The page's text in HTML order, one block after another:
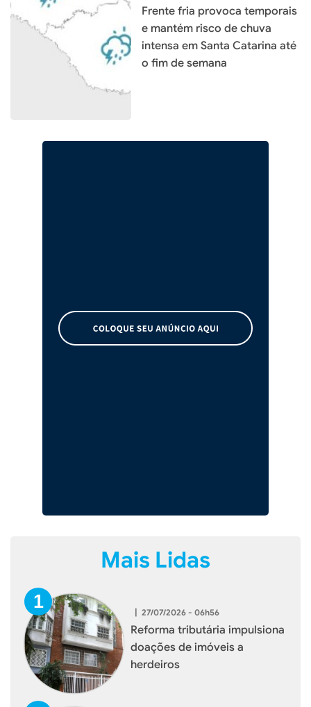
Frente fria provoca temporais
e mantém risco de chuva
intensa em Santa Catarina até
o fim de semana
Mais Lidas
| 27/07/2026 - 06h56
Reforma tributária impulsiona
doações de imóveis a
herdeiros